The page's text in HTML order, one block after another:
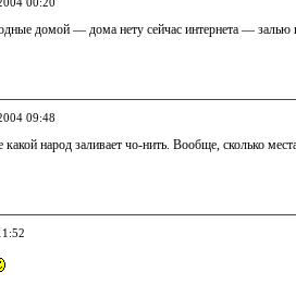
домой — дома нету сейчас интернета — залью
09:48
народ заливает чо-нить. Вообще, сколько